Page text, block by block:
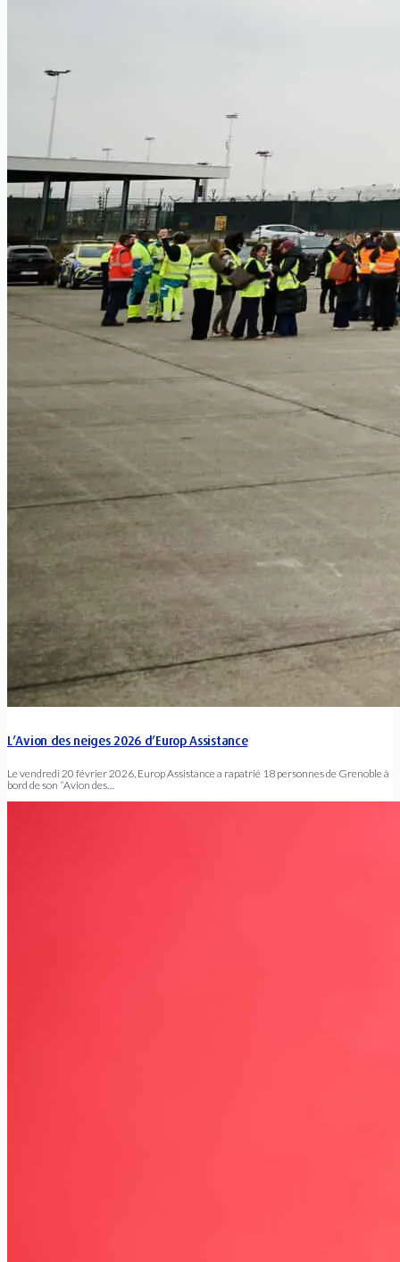
L’Avion des neiges 2026 d’Europ Assistance
Le vendredi 20 février 2026, Europ Assistance a rapatrié 18 personnes de Grenoble à
bord de son “Avion des…